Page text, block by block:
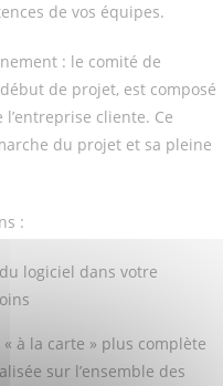
de vos équipes.
: le comité de
de projet, est composé
l’entreprise cliente. Ce
du projet et sa pleine
:
logiciel dans votre
à la carte » plus complète
sur l’ensemble des